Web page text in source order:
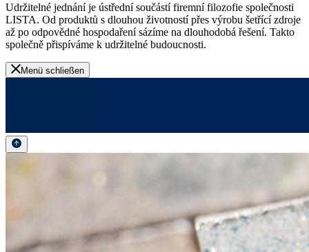
Udržitelné jednání je ústřední součástí firemní filozofie společnosti
LISTA. Od produktů s dlouhou životností přes výrobu šetřící zdroje
až po odpovědné hospodaření sázíme na dlouhodobá řešení. Takto
společně přispíváme k udržitelné budoucnosti.
Menü schließen